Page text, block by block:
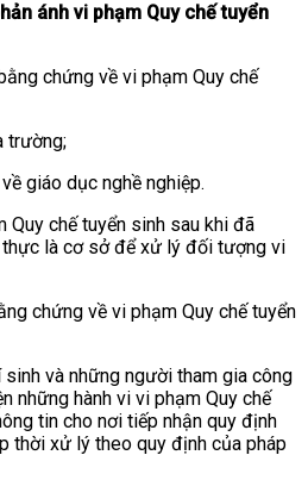
ánh vi phạm Quy chế tuyển
chứng về vi phạm Quy chế
trường;
giáo dục nghề nghiệp.
Quy chế tuyển sinh sau khi đã
là cơ sở để xử lý đối tượng vi
chứng về vi phạm Quy chế tuyển
và những người tham gia công
những hành vi vi phạm Quy chế
tin cho nơi tiếp nhận quy định
thời xử lý theo quy định của pháp